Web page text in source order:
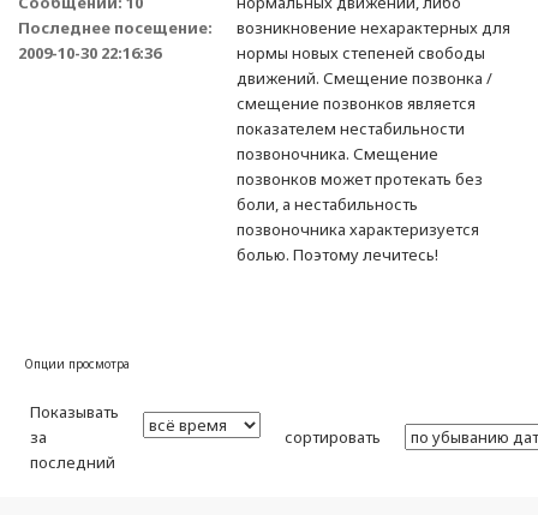
Последнее посещение:
2009-10-30 22:16:36
возникновение нехарактерных для
нормы новых степеней свободы
движений. Смещение позвонка /
смещение позвонков является
показателем нестабильности
позвоночника. Смещение
позвонков может протекать без
боли, а нестабильность
позвоночника характеризуется
болью. Поэтому лечитесь!
Опции просмотра
Показывать
за
последний
сортировать